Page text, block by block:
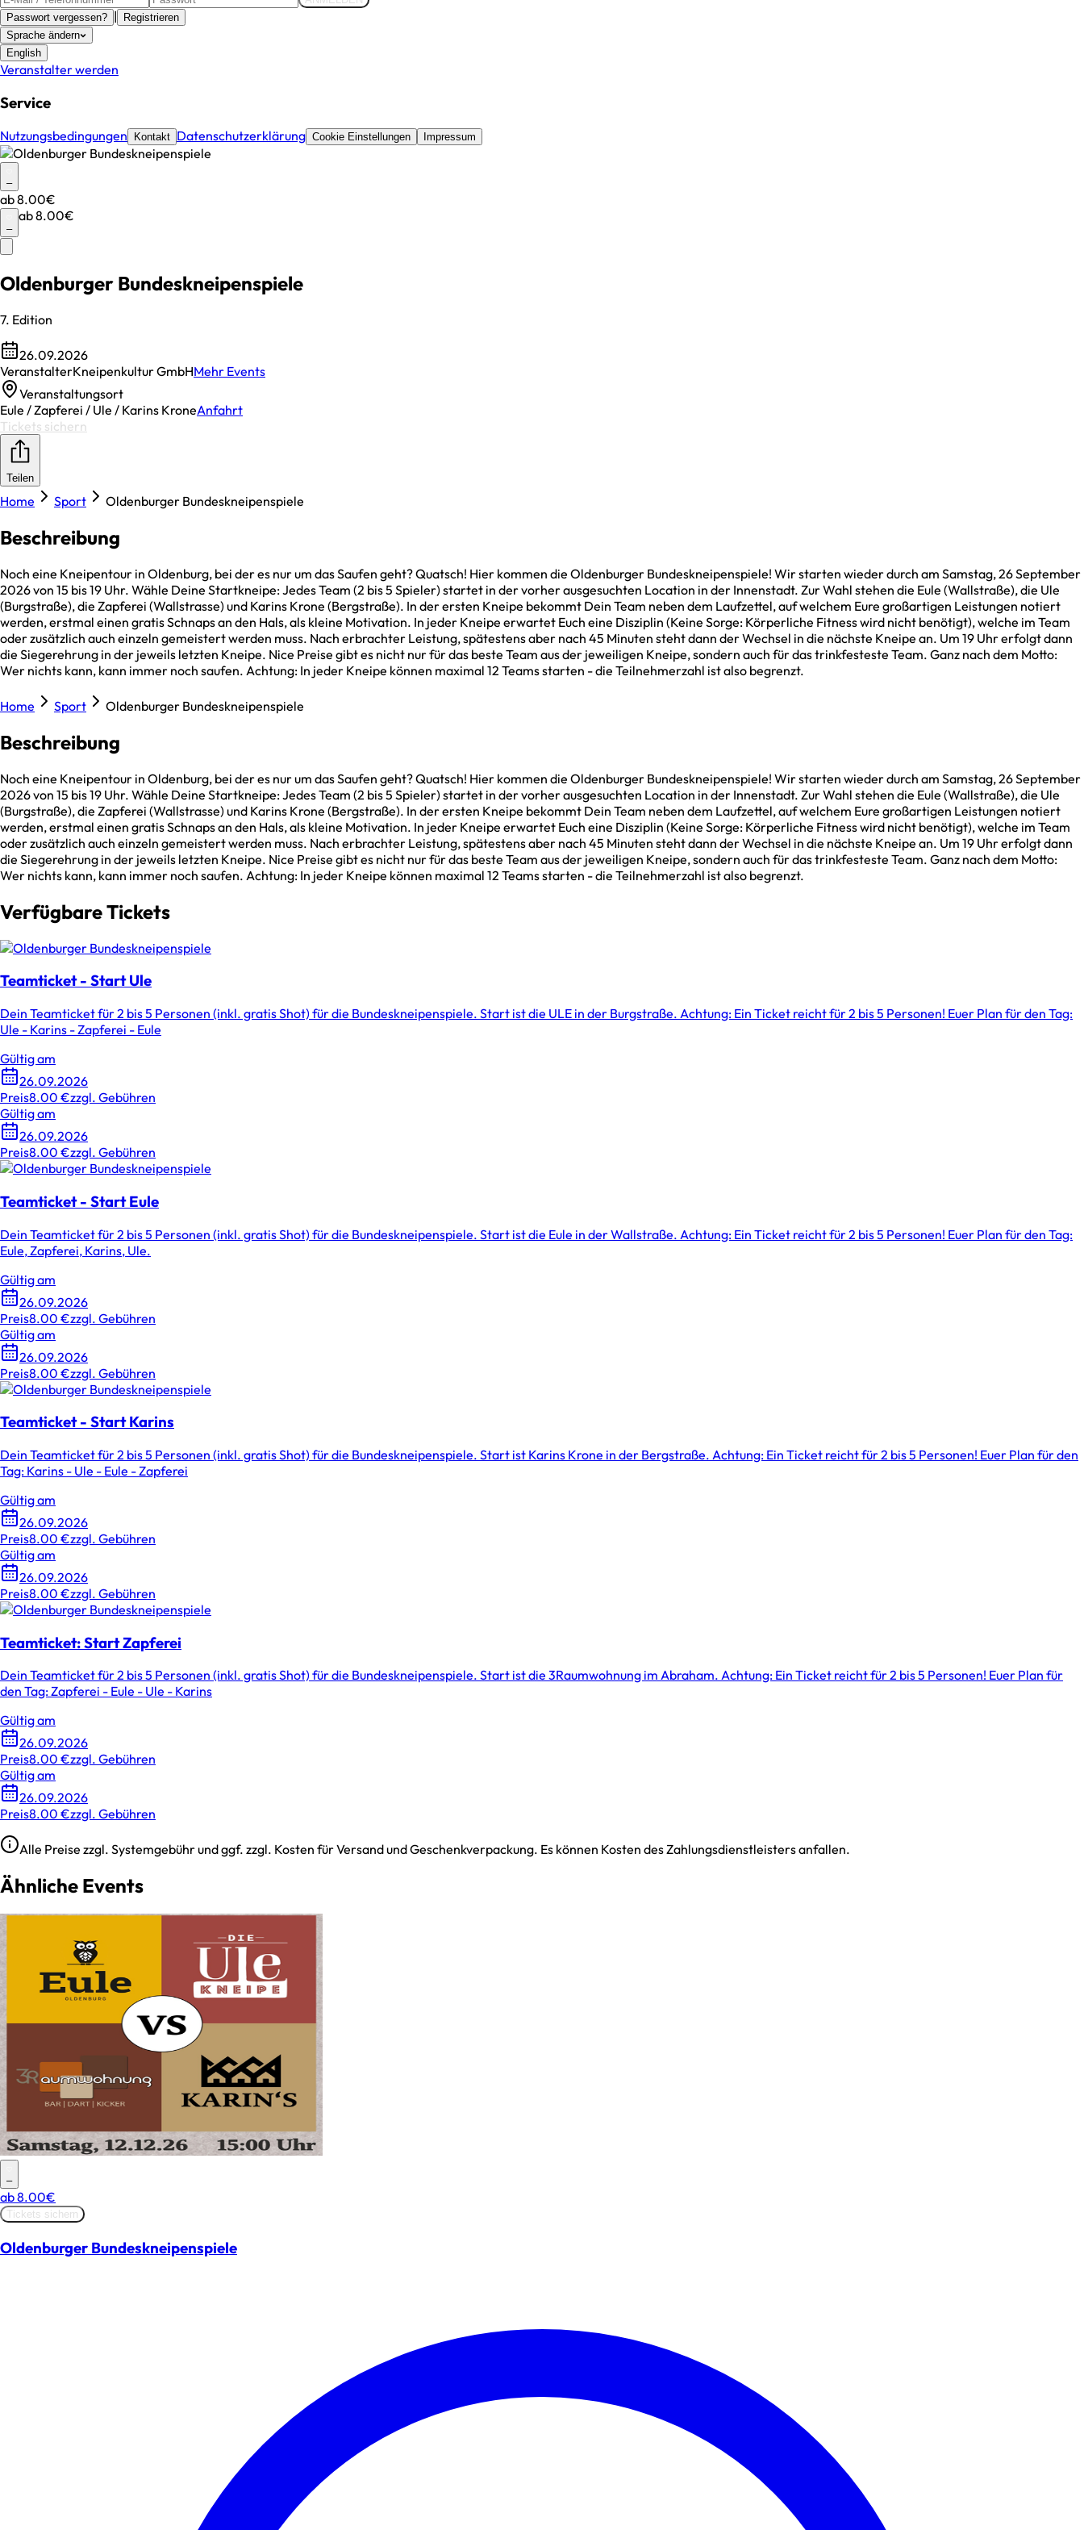
Passwort vergessen? |
Registrieren
Sprache ändern
English
Veranstalter werden
Service
Nutzungsbedingungen Kontakt Datenschutzerklärung Cookie Einstellungen Impressum
–
ab8.00€
–
ab8.00€
Oldenburger Bundeskneipenspiele
7. Edition
26.09.2026
VeranstalterKneipenkultur GmbHMehr Events
Veranstaltungsort
Eule / Zapferei / Ule / Karins KroneAnfahrt
Tickets sichern
Teilen
Home Sport Oldenburger Bundeskneipenspiele
Beschreibung
Noch eine Kneipentour in Oldenburg, bei der es nur um das Saufen geht? Quatsch! Hier kommen die Oldenburger Bundeskneipenspiele! Wir starten wieder durch am Samstag, 26 September
2026 von 15 bis 19 Uhr. Wähle Deine Startkneipe: Jedes Team (2 bis 5 Spieler) startet in der vorher ausgesuchten Location in der Innenstadt. Zur Wahl stehen die Eule (Wallstraße), die Ule
(Burgstraße), die Zapferei (Wallstrasse) und Karins Krone (Bergstraße). In der ersten Kneipe bekommt Dein Team neben dem Laufzettel, auf welchem Eure großartigen Leistungen notiert
werden, erstmal einen gratis Schnaps an den Hals, als kleine Motivation. In jeder Kneipe erwartet Euch eine Disziplin (Keine Sorge: Körperliche Fitness wird nicht benötigt), welche im Team
oder zusätzlich auch einzeln gemeistert werden muss. Nach erbrachter Leistung, spätestens aber nach 45 Minuten steht dann der Wechsel in die nächste Kneipe an. Um 19 Uhr erfolgt dann
die Siegerehrung in der jeweils letzten Kneipe. Nice Preise gibt es nicht nur für das beste Team aus der jeweiligen Kneipe, sondern auch für das trinkfesteste Team. Ganz nach dem Motto:
Wer nichts kann, kann immer noch saufen. Achtung: In jeder Kneipe können maximal 12 Teams starten - die Teilnehmerzahl ist also begrenzt.
Home Sport Oldenburger Bundeskneipenspiele
Beschreibung
Noch eine Kneipentour in Oldenburg, bei der es nur um das Saufen geht? Quatsch! Hier kommen die Oldenburger Bundeskneipenspiele! Wir starten wieder durch am Samstag, 26 September
2026 von 15 bis 19 Uhr. Wähle Deine Startkneipe: Jedes Team (2 bis 5 Spieler) startet in der vorher ausgesuchten Location in der Innenstadt. Zur Wahl stehen die Eule (Wallstraße), die Ule
(Burgstraße), die Zapferei (Wallstrasse) und Karins Krone (Bergstraße). In der ersten Kneipe bekommt Dein Team neben dem Laufzettel, auf welchem Eure großartigen Leistungen notiert
werden, erstmal einen gratis Schnaps an den Hals, als kleine Motivation. In jeder Kneipe erwartet Euch eine Disziplin (Keine Sorge: Körperliche Fitness wird nicht benötigt), welche im Team
oder zusätzlich auch einzeln gemeistert werden muss. Nach erbrachter Leistung, spätestens aber nach 45 Minuten steht dann der Wechsel in die nächste Kneipe an. Um 19 Uhr erfolgt dann
die Siegerehrung in der jeweils letzten Kneipe. Nice Preise gibt es nicht nur für das beste Team aus der jeweiligen Kneipe, sondern auch für das trinkfesteste Team. Ganz nach dem Motto:
Wer nichts kann, kann immer noch saufen. Achtung: In jeder Kneipe können maximal 12 Teams starten - die Teilnehmerzahl ist also begrenzt.
Verfügbare Tickets
Teamticket - Start Ule
Dein Teamticket für 2 bis 5 Personen (inkl. gratis Shot) für die Bundeskneipenspiele. Start ist die ULE in der Burgstraße. Achtung: Ein Ticket reicht für 2 bis 5 Personen! Euer Plan für den Tag:
Ule - Karins - Zapferei - Eule
Gültig am
26.09.2026
Preis8.00 €zzgl. Gebühren
Gültig am
26.09.2026
Preis8.00 €zzgl. Gebühren
Teamticket - Start Eule
Dein Teamticket für 2 bis 5 Personen (inkl. gratis Shot) für die Bundeskneipenspiele. Start ist die Eule in der Wallstraße. Achtung: Ein Ticket reicht für 2 bis 5 Personen! Euer Plan für den Tag:
Eule, Zapferei, Karins, Ule.
Gültig am
26.09.2026
Preis8.00 €zzgl. Gebühren
Gültig am
26.09.2026
Preis8.00 €zzgl. Gebühren
Teamticket - Start Karins
Dein Teamticket für 2 bis 5 Personen (inkl. gratis Shot) für die Bundeskneipenspiele. Start ist Karins Krone in der Bergstraße. Achtung: Ein Ticket reicht für 2 bis 5 Personen! Euer Plan für den
Tag: Karins - Ule - Eule - Zapferei
Gültig am
26.09.2026
Preis8.00 €zzgl. Gebühren
Gültig am
26.09.2026
Preis8.00 €zzgl. Gebühren
Teamticket: Start Zapferei
Dein Teamticket für 2 bis 5 Personen (inkl. gratis Shot) für die Bundeskneipenspiele. Start ist die 3Raumwohnung im Abraham. Achtung: Ein Ticket reicht für 2 bis 5 Personen! Euer Plan für
den Tag: Zapferei - Eule - Ule - Karins
Gültig am
26.09.2026
Preis8.00 €zzgl. Gebühren
Gültig am
26.09.2026
Preis8.00 €zzgl. Gebühren
Alle Preise zzgl. Systemgebühr und ggf. zzgl. Kosten für Versand und Geschenkverpackung. Es können Kosten des Zahlungsdienstleisters anfallen.
Ähnliche Events
–
ab8.00€
Tickets sichern
Oldenburger Bundeskneipenspiele